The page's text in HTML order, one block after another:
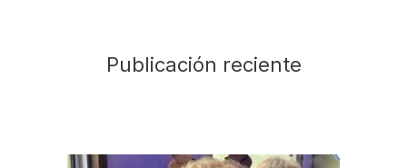
Publicación reciente